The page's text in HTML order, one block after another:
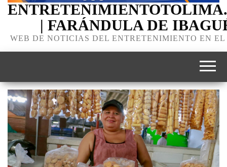
| FARÁNDULA DE
WEB DE NOTICIAS DEL ENTRETENIMIENTO EN